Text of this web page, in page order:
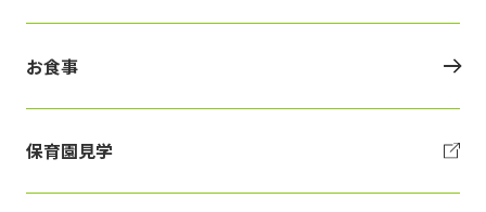
お食事
保育園見学